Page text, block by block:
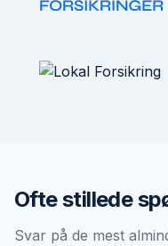
Ofte stillede
Svar på de mest